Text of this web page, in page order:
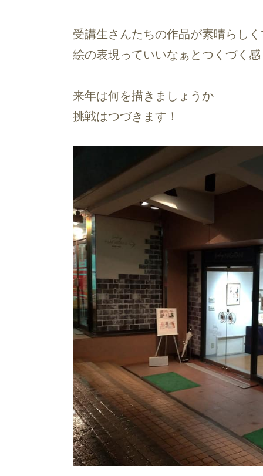
受講生さんたちの作品が素晴らしく
絵の表現っていいなぁとつくづく
来年は何を描きましょうか
挑戦はつづきます！